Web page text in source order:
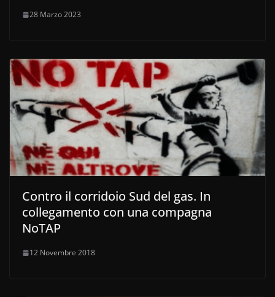
28 Marzo 2023
Contro il corridoio Sud del gas. In
collegamento con una compagna
NoTAP
12 Novembre 2018